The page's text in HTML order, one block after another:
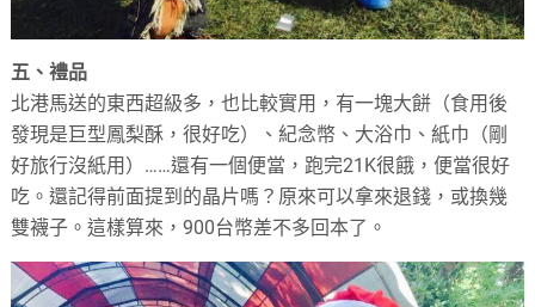
五、禮品
北港馬送的東西超級多，也比較實用，有一塊大餅（食用後
發現是巨型鳳梨酥，很好吃）、紀念幣、大浴巾、紙巾（剛
好旅行沒紙用）……還有一個便當，跑完21K很餓，便當很好
吃。還記得前面提到的晶片嗎？原來可以拿來退錢，或換幾
雙襪子。這樣算來，900台幣差不多回本了。